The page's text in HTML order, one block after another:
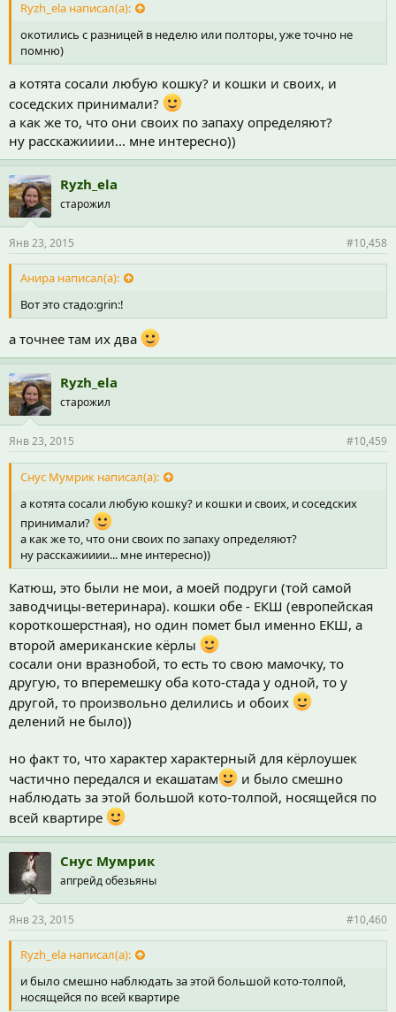
Ryzh_ela написал(а):
окотились с разницей в неделю или полторы, уже точно не
помню)
а котята сосали любую кошку? и кошки и своих, и
соседских принимали?
а как же то, что они своих по запаху определяют?
ну расскажииии... мне интересно))
Ryzh_ela
старожил
Янв 23, 2015 #10,458
Анира написал(а):
Вот это стадо:grin:!
а точнее там их два
Ryzh_ela
старожил
Янв 23, 2015 #10,459
Снус Мумрик написал(а):
а котята сосали любую кошку? и кошки и своих, и соседских
принимали?
а как же то, что они своих по запаху определяют?
ну расскажииии... мне интересно))
Катюш, это были не мои, а моей подруги (той самой
заводчицы-ветеринара). кошки обе - ЕКШ (европейская
короткошерстная), но один помет был именно ЕКШ, а
второй американские кёрлы
сосали они вразнобой, то есть то свою мамочку, то
другую, то вперемешку оба кото-стада у одной, то у
другой, то произвольно делились и обоих
делений не было))
но факт то, что характер характерный для кёрлоушек
частично передался и екашатам
и было смешно
наблюдать за этой большой кото-толпой, носящейся по
всей квартире
Снус Мумрик
апгрейд обезьяны
Янв 23, 2015 #10,460
Ryzh_ela написал(а):
и было смешно наблюдать за этой большой кото-толпой,
носящейся по всей квартире